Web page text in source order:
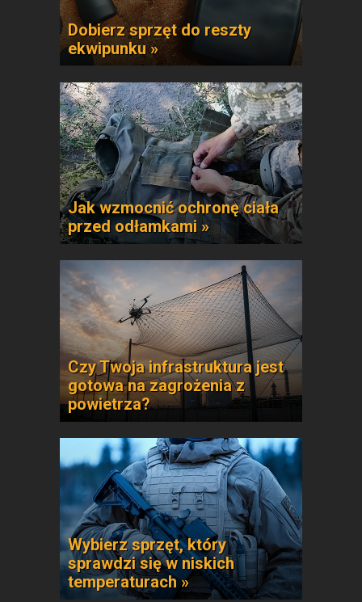
Dobierz sprzęt do reszty
ekwipunku »
Jak wzmocnić ochronę ciała
przed odłamkami »
Czy Twoja infrastruktura jest
gotowa na zagrożenia z
powietrza?
Wybierz sprzęt, który
sprawdzi się w niskich
temperaturach »